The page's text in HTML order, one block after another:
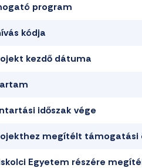
program
kódja
kezdő dátuma
időszak vége
megítélt támogatási
Egyetem részére